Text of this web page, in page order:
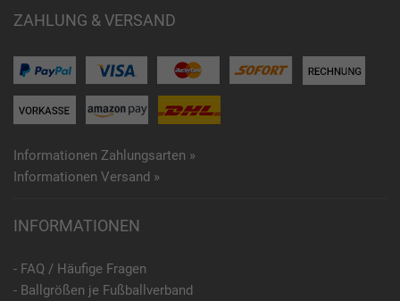
ZAHLUNG & VERSAND
Informationen Zahlungsarten »
Informationen Versand »
INFORMATIONEN
- FAQ / Häufige Fragen
- Ballgrößen je Fußballverband